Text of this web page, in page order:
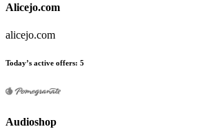
Alicejo.com
alicejo.com
Today’s active offers: 5
Audioshop